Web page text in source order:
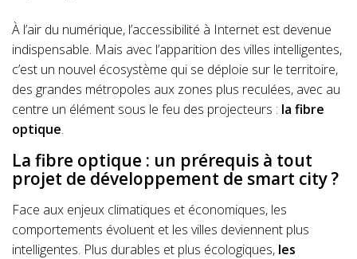
À l’air du numérique, l’accessibilité à Internet est devenue
indispensable. Mais avec l’apparition des villes intelligentes,
c’est un nouvel écosystème qui se déploie sur le territoire,
des grandes métropoles aux zones plus reculées, avec au
centre un élément sous le feu des projecteurs : la fibre
optique.
La fibre optique : un prérequis à tout
projet de développement de smart city ?
Face aux enjeux climatiques et économiques, les
comportements évoluent et les villes deviennent plus
intelligentes. Plus durables et plus écologiques, les